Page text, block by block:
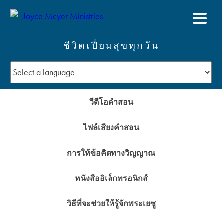
ชีวิตเปี่ยมสุขทุกวัน
วีดีโอคำสอน
ไฟล์เสียงคำสอน
การให้ข้อคิดทางวิญญาณ
หนังสืออิเล็กทรอนิกส์
วิธีที่จะช่วยให้รู้จักพระเยซู